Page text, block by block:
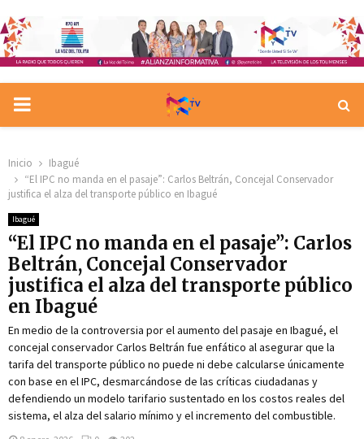
PRIMARY
Inicio
Ibagué
“El IPC no manda en el pasaje”: Carlos Beltrán, Concejal Conservador
justifica el alza del transporte público en Ibagué
Ibagué
“El IPC no manda en el pasaje”: Carlos
Beltrán, Concejal Conservador
justifica el alza del transporte público
en Ibagué
En medio de la controversia por el aumento del pasaje en Ibagué, el
concejal conservador Carlos Beltrán fue enfático al asegurar que la
tarifa del transporte público no puede ni debe calcularse únicamente
con base en el IPC, desmarcándose de las críticas ciudadanas y
defendiendo un modelo tarifario sustentado en los costos reales del
sistema, el alza del salario mínimo y el incremento del combustible.